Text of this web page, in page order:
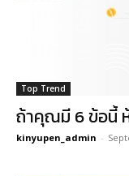
Top Trend
ถ้าคุณมี 6 ข้อนี้
kinyupen_admin -